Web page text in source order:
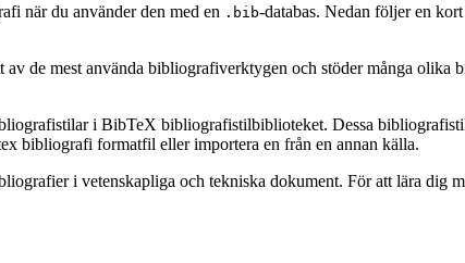
när du använder den med en .bib-databas. Nedan följer en
de mest använda bibliografiverktygen och stöder många olika
i BibTeX bibliografistilbiblioteket. Dessa
bibliografi formatfil eller importera en från en annan källa.
i vetenskapliga och tekniska dokument. För att lära dig